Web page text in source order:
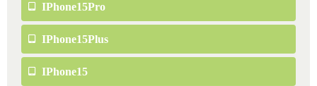
IPhone15Pro
IPhone15Plus
IPhone15